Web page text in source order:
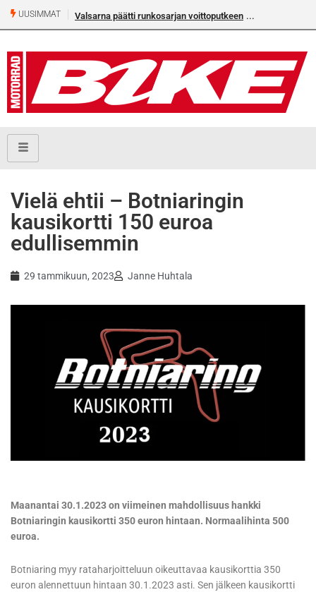
UUSIMMAT
Valsarna päätti runkosarjan voittoputkeen
Älä missaa tämän kesän suurta
Vielä ehtii – Botniaringin
kausikortti 150 euroa
edullisemmin
29 tammikuun, 2023 Janne Huhtala
Maanantai 30.1.2023 on viimeinen mahdollisuus hankki
Botniaringin kausikortti 350 euron hintaan. Normaalihinta 500
euroa.
Botniaring myy rataharjoitteluun oikeuttavaa kausikorttia 350
euron alennettuun hintaan 30.1.2023 asti. Sen jälkeen kausikortti